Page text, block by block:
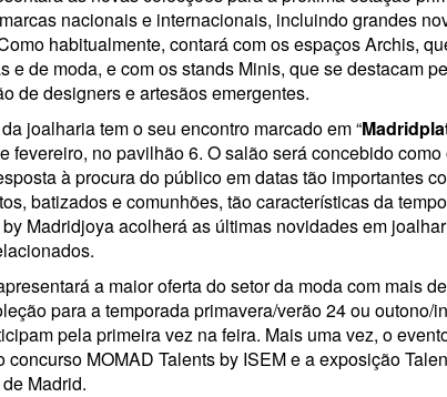
nacionais e internacionais, incluindo grandes
habitualmente, contará com os espaços Archis,
e de moda, e com os stands Minis, que se destacam
de designers e artesãos emergentes.
joalharia tem o seu encontro marcado em “
fevereiro, no pavilhão 6. O salão será concebido
à procura do público em datas tão importantes
batizados e comunhões, tão características da
Madridjoya acolherá as últimas novidades em
a maior oferta do setor da moda com mais
para a temporada primavera/verão 24 ou outono/
pela primeira vez na feira. Mais uma vez, o
concurso MOMAD Talents by ISEM e a exposição
Madrid.